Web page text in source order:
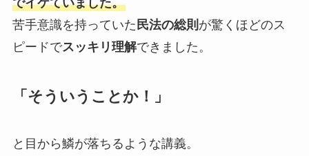
苦手意識を持っていた 民法の総則 が驚くほどのス
ピードでスッキリ理解できました。
「そういうことか！」
と目から鱗が落ちるような講義。